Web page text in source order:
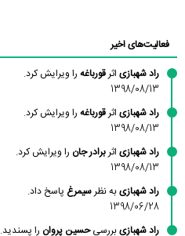
فعالیت‌های اخیر
راد شهبازی اثرقورباغه را ویرایش کرد.
1398/08/13
راد شهبازی اثرقورباغه را ویرایش کرد.
1398/08/13
راد شهبازی اثربرادر جان را ویرایش کرد.
1398/08/13
راد شهبازیبه نظرسیمرغ پاسخ داد.
1398/06/28
راد شهبازیبررسیحسین پروان را پسندید.